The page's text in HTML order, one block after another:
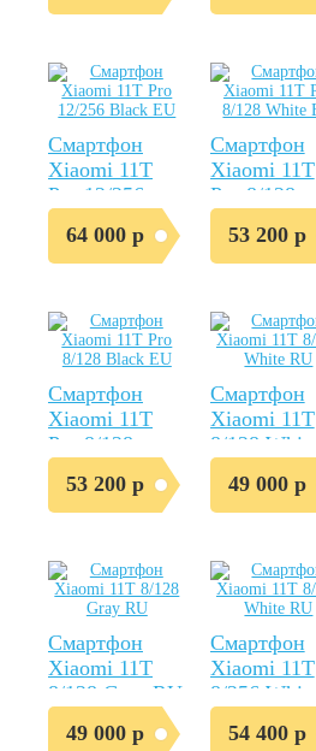
Смартфон
Xiaomi 11T
Pro 12/256
Black EU
64 000 р
Смартфон
Xiaomi 11T
Pro 8/128
White EU
53 200 р
Смартфон
Xiaomi 11T
Pro 8/128
Black EU
53 200 р
Смартфон
Xiaomi 11T
8/128 White
RU
49 000 р
Смартфон
Xiaomi 11T
8/128 Gray RU
49 000 р
Смартфон
Xiaomi 11T
8/256 White
RU
54 400 р